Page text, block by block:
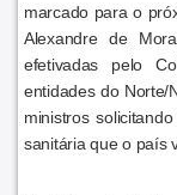
marcado para o
Alexandre de
efetivadas pelo
entidades do Norte/
ministros
sanitária que o país